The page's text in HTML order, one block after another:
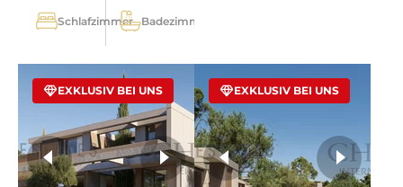
Schlafzimmer Badezimmer
EXKLUSIV BEI UNS
weitere Fotos
EXKLUSIV BEI UNS